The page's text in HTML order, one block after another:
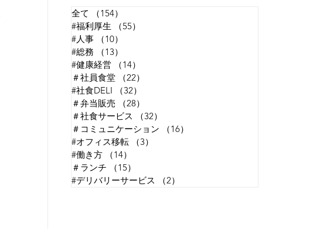
全て （154）
#福利厚生
（55）
#人事
（10）
#総務
（13）
#健康経営
（14）
＃社員食堂
（22）
#社食DELI
（32）
＃弁当販売
（28）
＃社食サービス
（32）
＃コミュニケーション
（16）
#オフィス移転
（3）
#働き方
（14）
＃ランチ
（15）
#デリバリーサービス
（2）